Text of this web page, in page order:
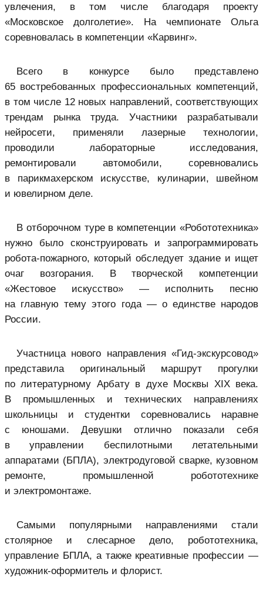
увлечения, в том числе благодаря проекту
«Московское долголетие». На чемпионате Ольга
соревновалась в компетенции «Карвинг».
Всего в конкурсе было представлено
65 востребованных профессиональных компетенций,
в том числе 12 новых направлений, соответствующих
трендам рынка труда. Участники разрабатывали
нейросети, применяли лазерные технологии,
проводили лабораторные исследования,
ремонтировали автомобили, соревновались
в парикмахерском искусстве, кулинарии, швейном
и ювелирном деле.
В отборочном туре в компетенции «Робототехника»
нужно было сконструировать и запрограммировать
робота-пожарного, который обследует здание и ищет
очаг возгорания. В творческой компетенции
«Жестовое искусство» — исполнить песню
на главную тему этого года — о единстве народов
России.
Участница нового направления «Гид-экскурсовод»
представила оригинальный маршрут прогулки
по литературному Арбату в духе Москвы XIX века.
В промышленных и технических направлениях
школьницы и студентки соревновались наравне
с юношами. Девушки отлично показали себя
в управлении беспилотными летательными
аппаратами (БПЛА), электродуговой сварке, кузовном
ремонте, промышленной робототехнике
и электромонтаже.
Самыми популярными направлениями стали
столярное и слесарное дело, робототехника,
управление БПЛА, а также креативные профессии —
художник-оформитель и флорист.